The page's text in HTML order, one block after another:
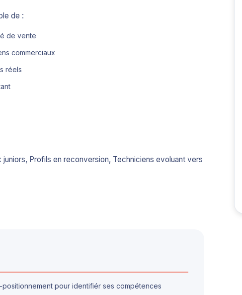
de :
de vente
commerciaux
réels
Profils en reconversion, Techniciens evoluant vers
pour identifiér ses compétences